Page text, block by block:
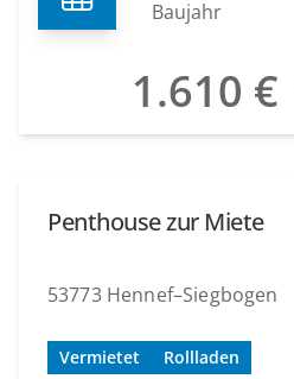
Baujahr
1.610 €
Penthouse zur Miete
53773 Hennef–Siegbogen
Vermietet Rollladen